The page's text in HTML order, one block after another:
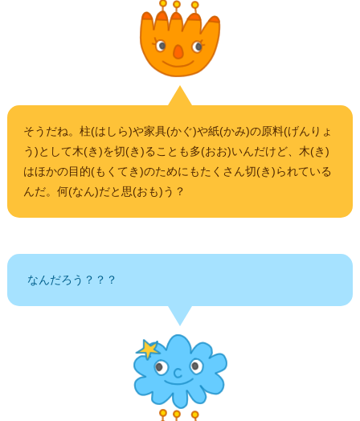
そうだね。柱(はしら)や家具(かぐ)や紙(かみ)の原料(げんりょ
う)として木(き)を切(き)ることも多(おお)いんだけど、木(き)
はほかの目的(もくてき)のためにもたくさん切(き)られている
んだ。何(なん)だと思(おも)う？
なんだろう？？？